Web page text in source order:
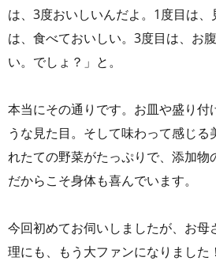
は、3度おいしいんだよ。1度目は、
は、食べておいしい。3度目は、お
い。でしょ？」と。
本当にその通りです。お皿や盛り付
うな見た目。そして味わって感じ
れたての野菜がたっぷりで、添加物
だからこそ身体も喜んでいます。
今回初めてお伺いしましたが、お母
理にも、もう大ファンになりまし